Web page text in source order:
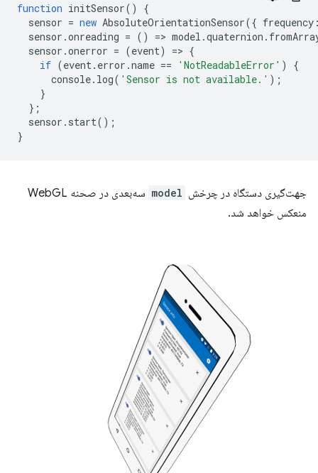
function initSensor()
{
sensor = new AbsoluteOrientationSensor({ frequency
sensor .onreading = () => model .quaternion .
sensor .onerror = (event) => {
if (event . error .name == 'NotReadableError' )
{
console. log( 'Sensor is not available.' );
}
};
sensor . start();
}
جهت‌گیری دستگاه در چرخش model
سه‌بعدی در صحنه WebGL
منعکس خواهد شد.